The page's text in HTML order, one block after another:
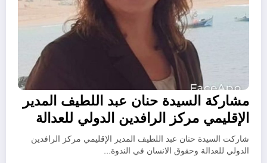
مشاركة السيدة حنان عبد اللطيف المدير
الإقليمي مركز الرافدين الدولي للعدالة
وحقوق الانسان في الندوة التي نظمتها
المنظمة العربية الاسكندنافية تحت عنوان
شاركت السيدة حنان عبد اللطيف المدير الإقليمي مركز الرافدين
الدولي للعدالة وحقوق الانسان في الندوة…